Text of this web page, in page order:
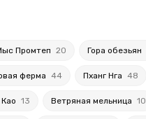
Промтеп 20 Гора обезьян
ферма 44 Пханг Нга 48
13 Ветряная мельница 10